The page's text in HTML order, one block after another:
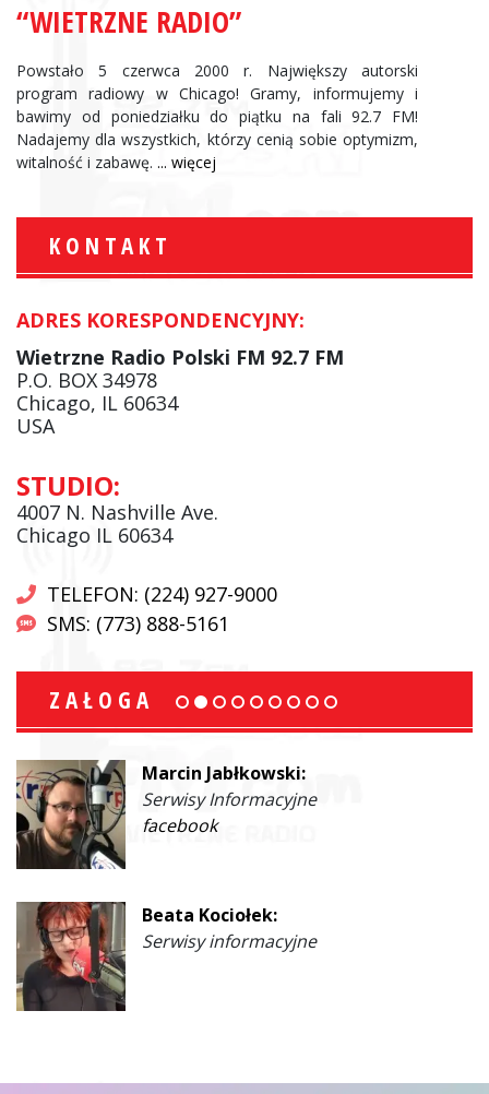
“WIETRZNE RADIO”
Powstało 5 czerwca 2000 r. Największy autorski
program radiowy w Chicago! Gramy, informujemy i
bawimy od poniedziałku do piątku na fali 92.7 FM!
Nadajemy dla wszystkich, którzy cenią sobie optymizm,
witalność i zabawę. ... więcej
KONTAKT
ADRES KORESPONDENCYJNY:
Wietrzne Radio Polski FM 92.7 FM
P.O. BOX 34978
Chicago, IL 60634
USA
STUDIO:
4007 N. Nashville Ave.
Chicago IL 60634
TELEFON: (224) 927-9000
SMS: (773) 888-5161
ZAŁOGA
Marcin Jabłkowski:
Serwisy Informacyjne
facebook
Beata Kociołek:
Serwisy informacyjne